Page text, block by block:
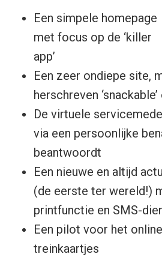
Een simpele homepage
met focus op de ‘killer
app’
Een zeer ondiepe site,
herschreven
De virtuele
via een persoonlijke
beantwoordt
Een nieuwe en altijd
(de eerste ter wereld!)
printfunctie en SMS-
Een pilot voor het
treinkaartjes